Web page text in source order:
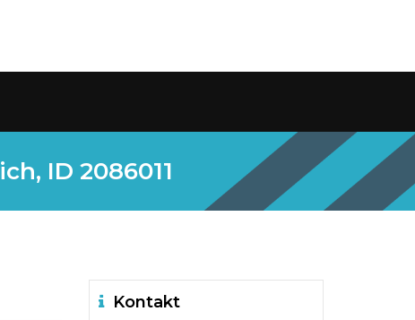
ID 2086011
Kontakt